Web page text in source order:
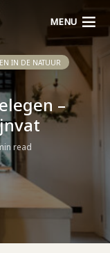
MENU
IN DE NATUUR
–
read